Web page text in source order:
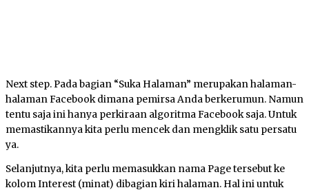
Next step. Pada bagian “Suka Halaman” merupakan halaman-
halaman Facebook dimana pemirsa Anda berkerumun. Namun
tentu saja ini hanya perkiraan algoritma Facebook saja. Untuk
memastikannya kita perlu mencek dan mengklik satu persatu
ya.
Selanjutnya, kita perlu memasukkan nama Page tersebut ke
kolom Interest (minat) dibagian kiri halaman. Hal ini untuk